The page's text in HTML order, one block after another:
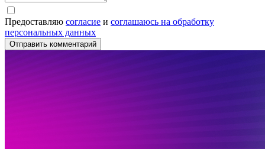
Предоставляю согласие и соглашаюсь на обработку
персональных данных
Отправить комментарий